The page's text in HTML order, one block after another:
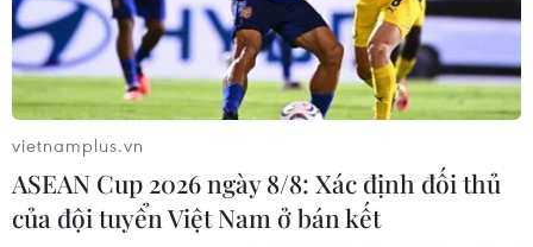
vietnamplus.vn
ASEAN Cup 2026 ngày 8/8: Xác định đối thủ
của đội tuyển Việt Nam ở bán kết